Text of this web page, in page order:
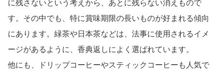
に残さないという考えから、あとに残らない消えもので
す。その中でも、特に賞味期限の長いものが好まれる傾向
にあります。緑茶や日本茶などは、法事に使用されるイメ
ージがあるように、香典返しによく選ばれています。
他にも、ドリップコーヒーやスティックコーヒーも人気で